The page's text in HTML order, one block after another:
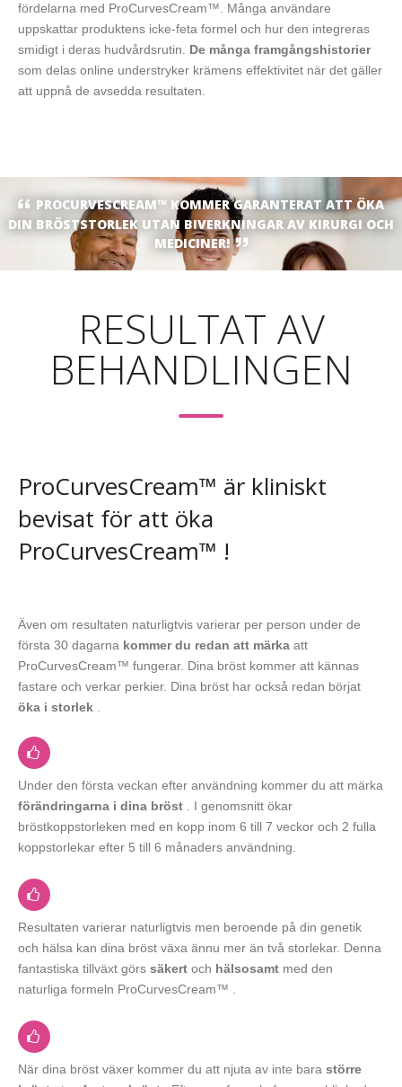
fördelarna med ProCurvesCream™. Många användare
uppskattar produktens icke-feta formel och hur den integreras
smidigt i deras hudvårdsrutin. De många framgångshistorier
som delas online understryker krämens effektivitet när det gäller
att uppnå de avsedda resultaten.
PROCURVESCREAM™ KOMMER GARANTERAT ATT ÖKA
DIN BRÖSTSTORLEK UTAN BIVERKNINGAR AV KIRURGI OCH
MEDICINER!
RESULTAT AV
BEHANDLINGEN
ProCurvesCream™ är kliniskt
bevisat för att öka
ProCurvesCream™ !
Även om resultaten naturligtvis varierar per person under de
första 30 dagarna kommer du redan att märka att
ProCurvesCream™ fungerar. Dina bröst kommer att kännas
fastare och verkar perkier. Dina bröst har också redan börjat
öka i storlek .
Under den första veckan efter användning kommer du att märka
förändringarna i dina bröst . I genomsnitt ökar
bröstkoppstorleken med en kopp inom 6 till 7 veckor och 2 fulla
koppstorlekar efter 5 till 6 månaders användning.
Resultaten varierar naturligtvis men beroende på din genetik
och hälsa kan dina bröst växa ännu mer än två storlekar. Denna
fantastiska tillväxt görs säkert och hälsosamt med den
naturliga formeln ProCurvesCream™ .
När dina bröst växer kommer du att njuta av inte bara större